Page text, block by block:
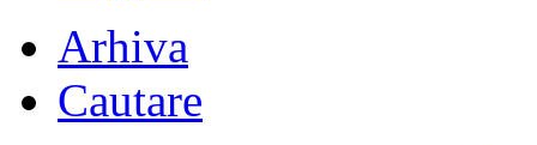
Arhiva
Cautare